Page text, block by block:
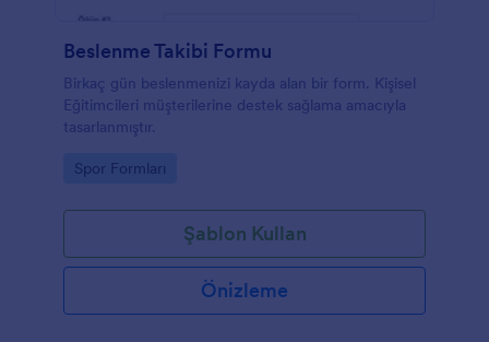
Beslenme Takibi Formu
Birkaç gün beslenmenizi kayda alan bir form. Kişisel
Eğitimcileri müşterilerine destek sağlama amacıyla
tasarlanmıştır.
Go to Category:
Spor Formları
Şablon Kullan
Önizleme